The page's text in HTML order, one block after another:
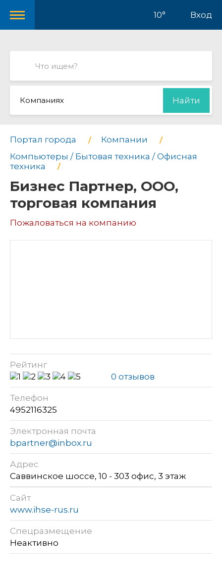
10° Вход
Компаниях Найти
Портал города
Компании
Компьютеры / Бытовая техника / Офисная
техника
Бизнес Партнер, ООО,
торговая компания
Пожаловаться на компанию
Рейтинг
0 отзывов
Телефон
4952116325
Электронная почта
bpartner@inbox.ru
Адрес
Саввинское шоссе, 10 - 303 офис, 3 этаж
Сайт
www.ihse-rus.ru
Спецразмещение
Неактивно